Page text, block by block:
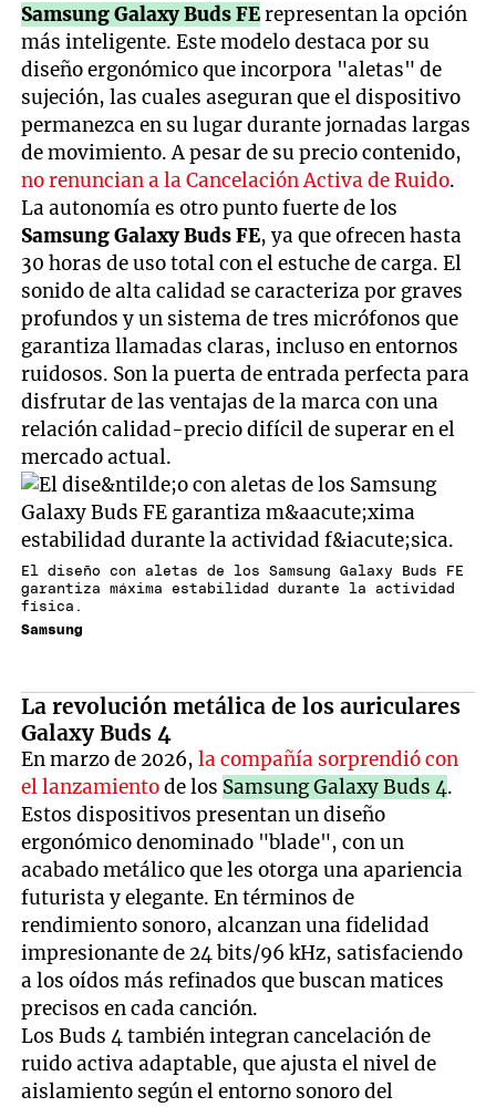
Samsung Galaxy Buds FErepresentan la opción
más inteligente. Este modelo destaca por su
diseño ergonómico que incorpora "aletas" de
sujeción, las cuales aseguran que el dispositivo
permanezca en su lugar durante jornadas largas
de movimiento. A pesar de su precio contenido,
no renuncian a la Cancelación Activa de Ruido.
La autonomía es otro punto fuerte de los
Samsung Galaxy Buds FE, ya que ofrecen hasta
30 horas de uso total con el estuche de carga. El
sonido de alta calidad se caracteriza por graves
profundos y un sistema de tres micrófonos que
garantiza llamadas claras, incluso en entornos
ruidosos. Son la puerta de entrada perfecta para
disfrutar de las ventajas de la marca con una
relación calidad-precio difícil de superar en el
mercado actual.
El diseño con aletas de los Samsung Galaxy Buds FE
garantiza máxima estabilidad durante la actividad
física.
Samsung
La revolución metálica de los auriculares
Galaxy Buds 4
En marzo de 2026,la compañía sorprendió con
el lanzamientode los Samsung Galaxy Buds 4.
Estos dispositivos presentan un diseño
ergonómico denominado "blade", con un
acabado metálico que les otorga una apariencia
futurista y elegante. En términos de
rendimiento sonoro, alcanzan una fidelidad
impresionante de 24 bits/96 kHz, satisfaciendo
a los oídos más refinados que buscan matices
precisos en cada canción.
Los Buds 4 también integran cancelación de
ruido activa adaptable, que ajusta el nivel de
aislamiento según el entorno sonoro del